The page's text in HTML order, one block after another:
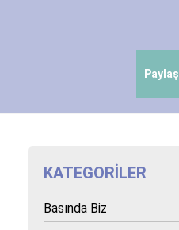
Paylaş
KATEGORILER
Basında Biz